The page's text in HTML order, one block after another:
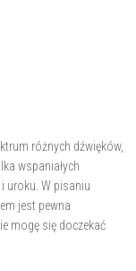
różnych dźwięków,
wspaniałych
uroku. W pisaniu
jest pewna
mogę się doczekać